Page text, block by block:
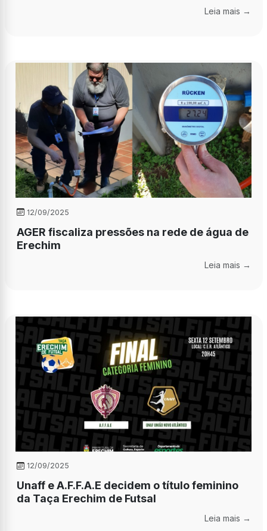
Leia mais →
12/09/2025
AGER fiscaliza pressões na rede de água de
Erechim
Leia mais →
12/09/2025
Unaff e A.F.F.A.E decidem o título feminino
da Taça Erechim de Futsal
Leia mais →